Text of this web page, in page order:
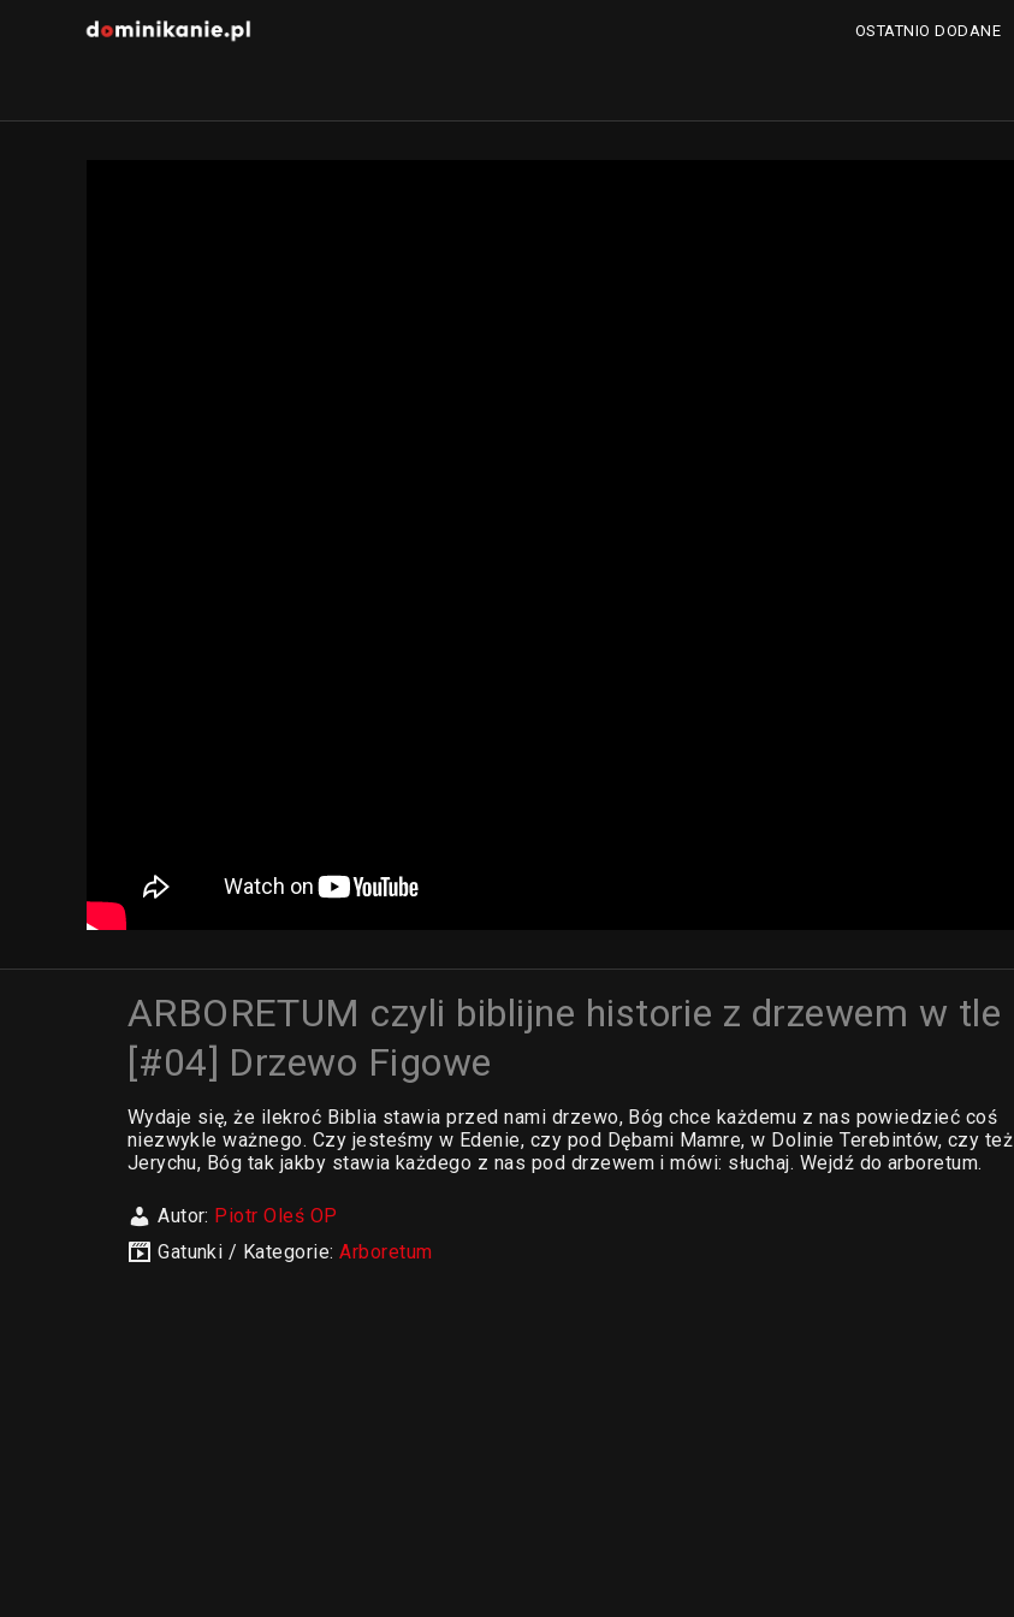
OSTATNIO DODANE
ARBORETUM czyli biblijne historie z drzewem w tle
[#04] Drzewo Figowe
Wydaje się, że ilekroć Biblia stawia przed nami drzewo, Bóg chce każdemu z nas powiedzieć coś
niezwykle ważnego. Czy jesteśmy w Edenie, czy pod Dębami Mamre, w Dolinie Terebintów, czy też
Jerychu, Bóg tak jakby stawia każdego z nas pod drzewem i mówi: słuchaj. Wejdź do arboretum.
Autor: Piotr Oleś OP
Gatunki / Kategorie:Arboretum